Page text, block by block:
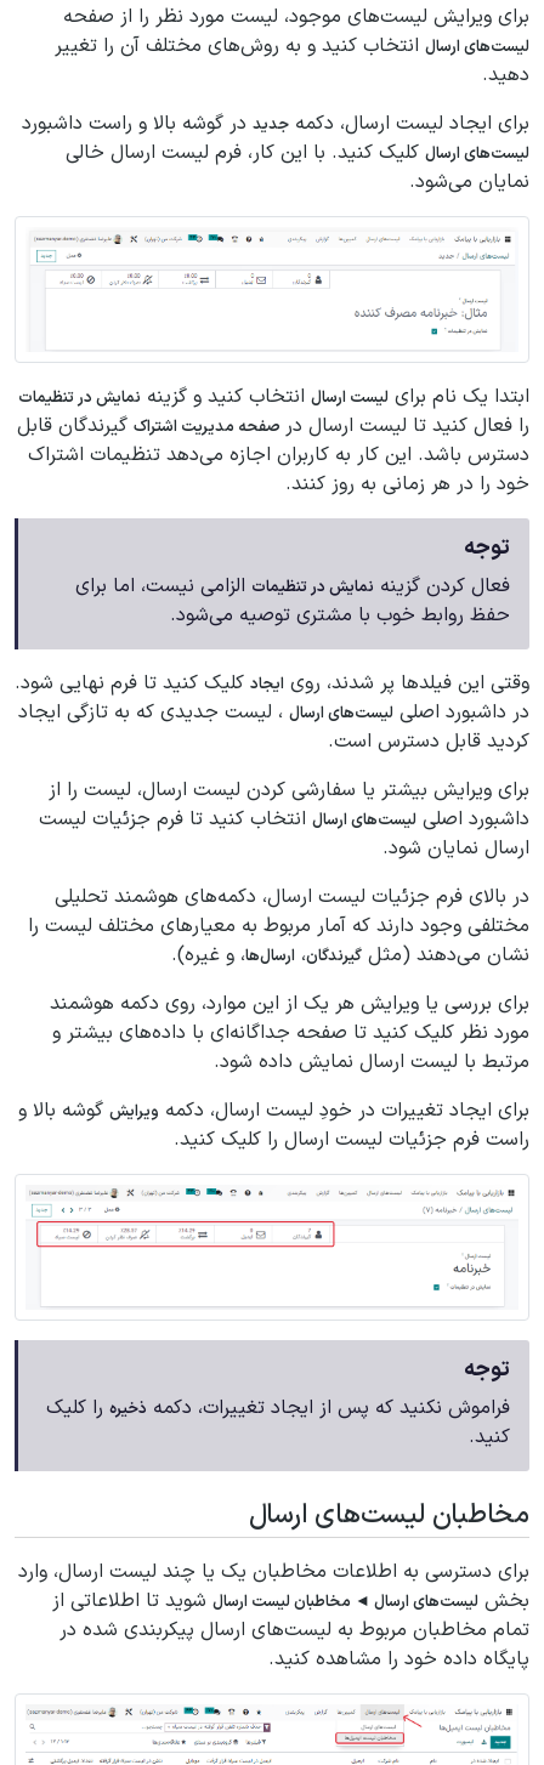
برای ویرایش لیست‌های موجود، لیست مورد نظر را از صفحه
لیست‌های ارسال انتخاب کنید و به روش‌های مختلف آن را تغییر
دهید.
برای ایجاد لیست ارسال، دکمه جدید در گوشه بالا و راست داشبورد
لیست‌های ارسال کلیک کنید. با این کار، فرم لیست ارسال خالی
نمایان می‌شود.
ابتدا یک نام برای لیست ارسال انتخاب کنید و گزینه نمایش در تنظیمات
را فعال کنید تا لیست ارسال در صفحه مدیریت اشتراک گیرندگان قابل
دسترس باشد. این کار به کاربران اجازه می‌دهد تنظیمات اشتراک
خود را در هر زمانی به روز کنند.
توجه
فعال کردن گزینه نمایش در تنظیمات الزامی نیست، اما برای
حفظ روابط خوب با مشتری توصیه می‌شود.
وقتی این فیلدها پر شدند، روی ایجاد کلیک کنید تا فرم نهایی شود.
در داشبورد اصلی لیست‌های ارسال ، لیست جدیدی که به تازگی ایجاد
کردید قابل دسترس است.
برای ویرایش بیشتر یا سفارشی کردن لیست ارسال، لیست را از
داشبورد اصلی لیست‌های ارسال انتخاب کنید تا فرم جزئیات لیست
ارسال نمایان شود.
در بالای فرم جزئیات لیست ارسال، دکمه‌های هوشمند تحلیلی
مختلفی وجود دارند که آمار مربوط به معیارهای مختلف لیست را
نشان می‌دهند (مثل گیرندگان، ارسال‌ها، و غیره).
برای بررسی یا ویرایش هر یک از این موارد، روی دکمه هوشمند
مورد نظر کلیک کنید تا صفحه جداگانه‌ای با داده‌های بیشتر و
مرتبط با لیست ارسال نمایش داده شود.
برای ایجاد تغییرات در خودِ لیست ارسال، دکمه ویرایش گوشه بالا و
راست فرم جزئیات لیست ارسال را کلیک کنید.
توجه
فراموش نکنید که پس از ایجاد تغییرات، دکمه ذخیره را کلیک
کنید.
مخاطبان لیست‌های ارسال
برای دسترسی به اطلاعات مخاطبان یک یا چند لیست ارسال، وارد
بخش لیست‌های ارسال ◄ مخاطبان لیست ارسال شوید تا اطلاعاتی از
تمام مخاطبان مربوط به لیست‌های ارسال پیکربندی شده در
پایگاه داده خود را مشاهده کنید.